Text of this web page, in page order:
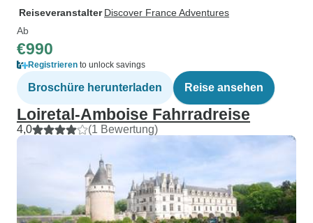
Reiseveranstalter Discover France Adventures
Ab
€990
Registrieren to unlock savings
Broschüre herunterladen Reise ansehen
Loiretal-Amboise Fahrradreise
4,0 (1 Bewertung)